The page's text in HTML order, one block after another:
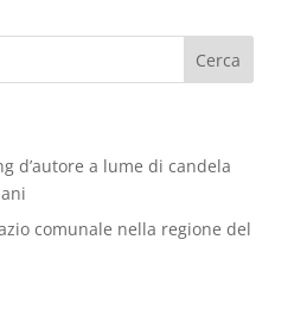
d’autore a lume di candela
comunale nella regione del